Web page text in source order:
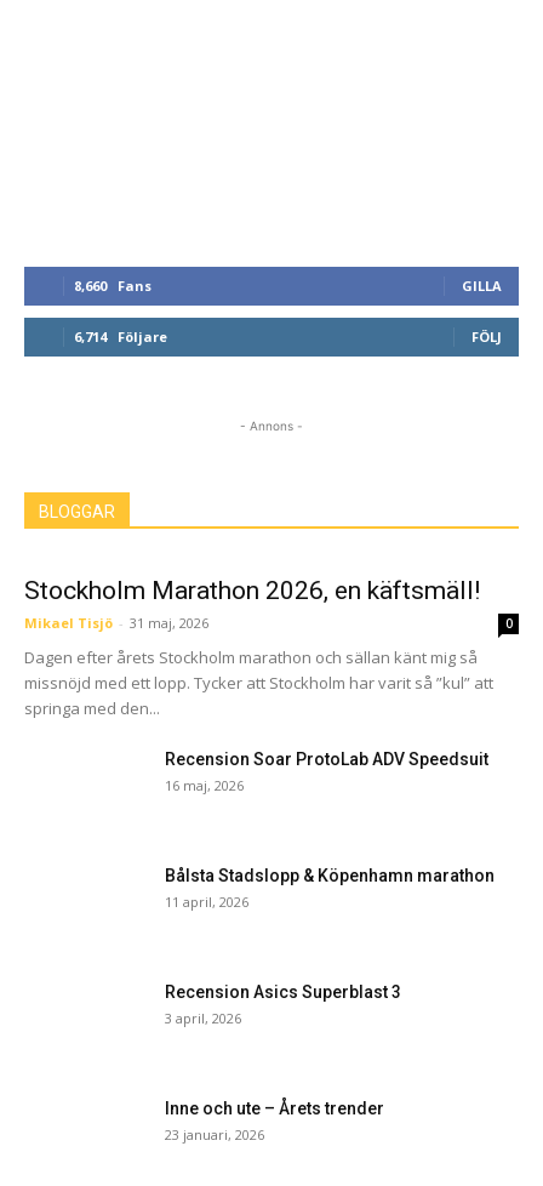
8,660 Fans GILLA
6,714 Följare FÖLJ
- Annons -
BLOGGAR
Stockholm Marathon 2026, en käftsmäll!
Mikael Tisjö - 31 maj, 2026 0
Dagen efter årets Stockholm marathon och sällan känt mig så
missnöjd med ett lopp. Tycker att Stockholm har varit så ”kul” att
springa med den...
Recension Soar ProtoLab ADV Speedsuit
16 maj, 2026
Bålsta Stadslopp & Köpenhamn marathon
11 april, 2026
Recension Asics Superblast 3
3 april, 2026
Inne och ute – Årets trender
23 januari, 2026